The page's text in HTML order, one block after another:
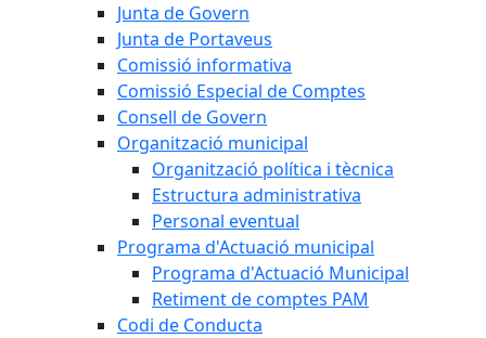
Junta de Govern
Junta de Portaveus
Comissió informativa
Comissió Especial de Comptes
Consell de Govern
Organització municipal
Organització política i tècnica
Estructura administrativa
Personal eventual
Programa d'Actuació municipal
Programa d'Actuació Municipal
Retiment de comptes PAM
Codi de Conducta